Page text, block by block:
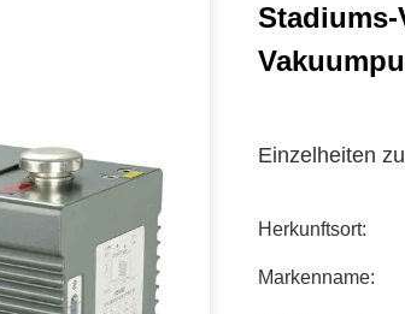
Stadiums-
Einzelheiten
Herkunftsort:
Markenname: